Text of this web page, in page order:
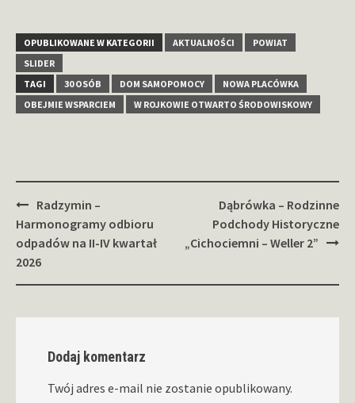
OPUBLIKOWANE W KATEGORII AKTUALNOŚCI
POWIAT
SLIDER
TAGI
30 OSÓB DOM SAMOPOMOCY
NOWA PLACÓWKA
OBEJMIE WSPARCIEM
W ROJKOWIE OTWARTO ŚRODOWISKOWY
Zobacz
wpisy
Radzymin –
Harmonogramy odbioru
odpadów na II-IV kwartał
2026
Dąbrówka – Rodzinne
Podchody Historyczne
„Cichociemni – Weller 2”
Dodaj komentarz
Twój adres e-mail nie zostanie opublikowany.